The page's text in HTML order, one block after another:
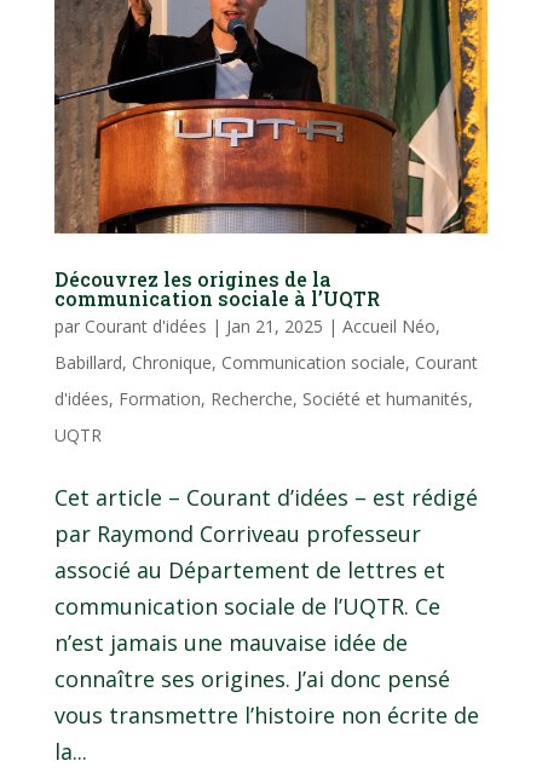
Découvrez les origines de la
communication sociale à l’UQTR
par Courant d'idées | Jan 21, 2025 | Accueil Néo,
Babillard, Chronique, Communication sociale, Courant
d'idées, Formation, Recherche, Société et humanités,
UQTR
Cet article – Courant d’idées – est rédigé
par Raymond Corriveau professeur
associé au Département de lettres et
communication sociale de l’UQTR. Ce
n’est jamais une mauvaise idée de
connaître ses origines. J’ai donc pensé
vous transmettre l’histoire non écrite de
la...